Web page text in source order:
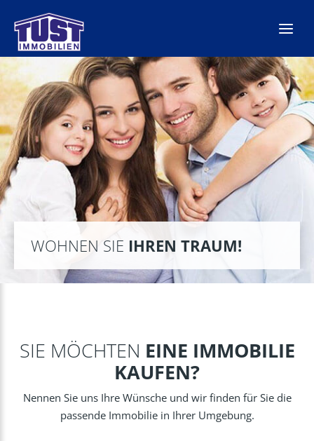
Inhalt
springen
WOHNEN SIE IHREN TRAUM!
SIE MÖCHTEN EINE IMMOBILIE
KAUFEN?
Nennen Sie uns Ihre Wünsche und wir finden für Sie die
passende Immobilie in Ihrer Umgebung.